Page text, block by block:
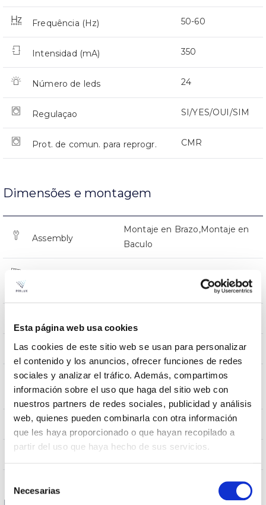
Esta página web usa cookies
Las cookies de este sitio web se usan para personalizar
el contenido y los anuncios, ofrecer funciones de redes
sociales y analizar el tráfico. Además, compartimos
información sobre el uso que haga del sitio web con
nuestros partners de redes sociales, publicidad y análisis
web, quienes pueden combinarla con otra información
que les haya proporcionado o que hayan recopilado a
partir del uso que haya hecho de sus servicios.
Necesarias
Frequência (Hz) 50-60
Intensidad (mA) 350
Número de leds 24
Regulaçao SI/YES/OUI/SIM
Prot. de comun. para reprogr. CMR
Dimensões e montagem
Assembly
Montaje en Brazo,Montaje en
Baculo
vento
Dimensão 540x230x112
Posição de
montagem
BACULO,BRAZO
Junção SI/YES/OUI/SIM